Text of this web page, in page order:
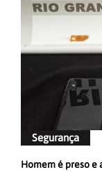
Segurança
Homem é preso